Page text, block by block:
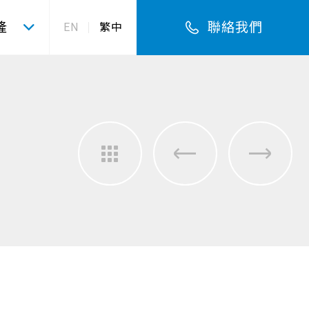
EN 繁中 聯絡我們